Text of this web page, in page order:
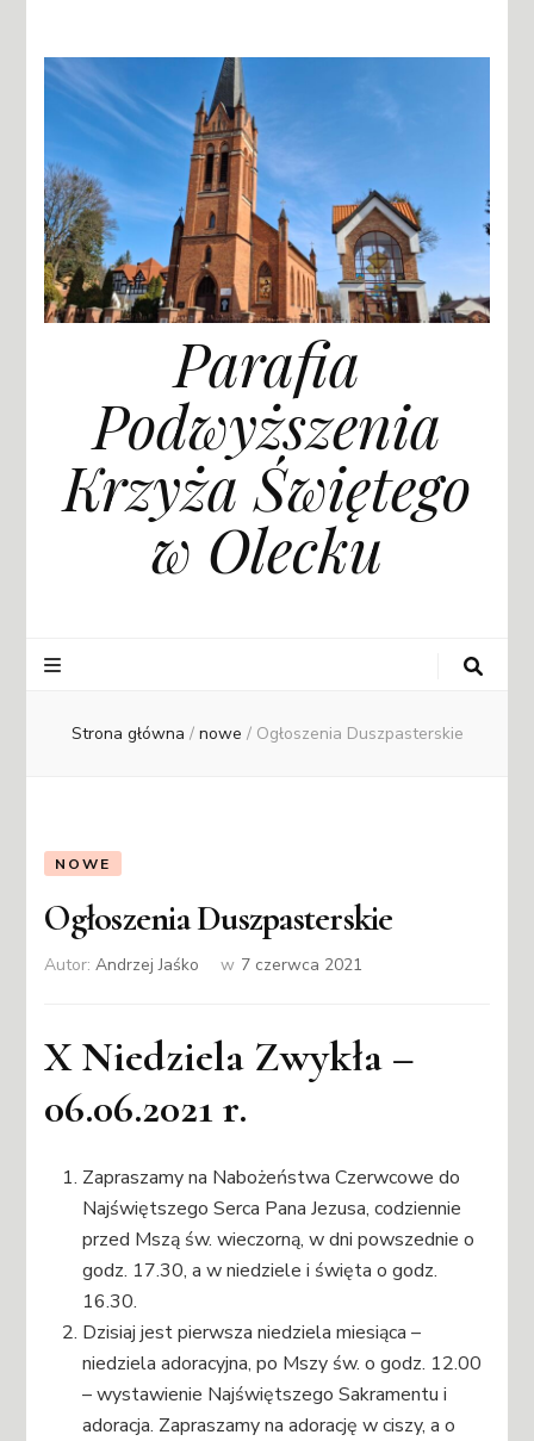
Parafia
Podwyższenia
Krzyża Świętego
w Olecku
Strona główna / nowe / Ogłoszenia Duszpasterskie
NOWE
Ogłoszenia Duszpasterskie
Autor:Andrzej Jaśko w 7 czerwca 2021
X Niedziela Zwykła –
06.06.2021 r.
Zapraszamy na Nabożeństwa Czerwcowe do
Najświętszego Serca Pana Jezusa, codziennie
przed Mszą św. wieczorną, w dni powszednie o
godz. 17.30, a w niedziele i święta o godz.
16.30.
Dzisiaj jest pierwsza niedziela miesiąca –
niedziela adoracyjna, po Mszy św. o godz. 12.00
– wystawienie Najświętszego Sakramentu i
adoracja. Zapraszamy na adorację w ciszy, a o